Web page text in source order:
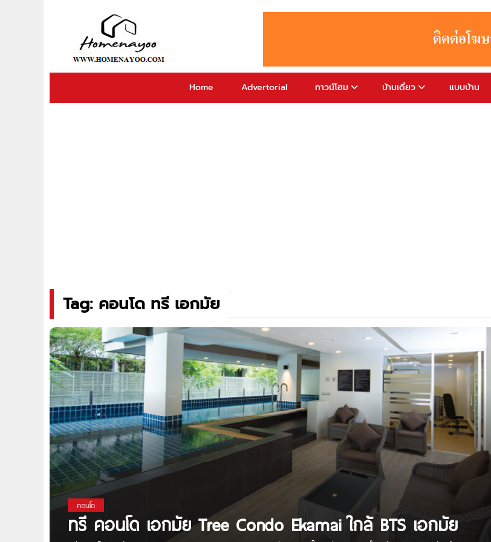
Home Advertorial ทาวน์โฮม บ้านเดี่ยว แบบบ้าน
Tag: คอนโด ทรี เอกมัย
คอนโด
ทรี คอนโด เอกมัย Tree Condo Ekamai ใกล้ BTS เอกมัย